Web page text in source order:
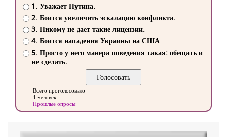
1. Уважает Путина.
2. Боится увеличить эскалацию конфликта.
3. Никому не дает такие лицензии.
4. Боится нападения Украины на США
5. Просто у него манера поведения такая: обещать и
не сделать.
Всего проголосовало
1 человек
Прошлые опросы